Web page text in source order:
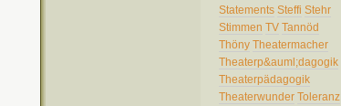
Statements Steffi Stehr
Stimmen TV Tannöd
Thöny Theatermacher
Theaterp&auml;dagogik
Theaterpädagogik
Theaterwunder Toleranz